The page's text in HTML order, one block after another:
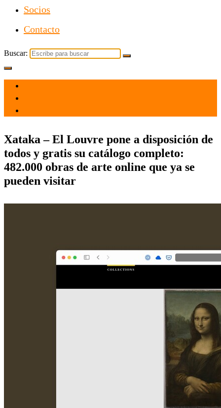
Socios
Contacto
Buscar:
Xataka – El Louvre pone a disposición de
todos y gratis su catálogo completo:
482.000 obras de arte online que ya se
pueden visitar